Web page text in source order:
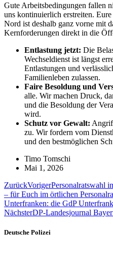
Gute Arbeitsbedingungen fallen
uns kontinuierlich erstreiten.
Nord ist deshalb ganz vorne mit
Kernforderungen direkt in die
Entlastung jetzt: Die
Wechseldienst ist längst
Entlastungen und
Familienleben zulassen.
Faire Besoldung und
alle. Wir machen Druck,
und die Besoldung der
wird.
Schutz vor Gewalt:
zu. Wir fordern vom
und den bestmöglichen
Timo Tomschi
Mai 1, 2026
ZurückVorigerPersonalratswahl
– für Euch im örtlichen
Unterfranken: die GdP
NächsterDP-Landesjournal
Deutsche Polizei